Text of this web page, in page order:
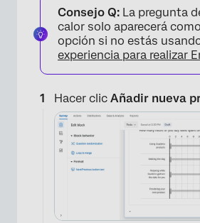
Consejo Q: La pregunta
calor solo aparecerá
opción si no estás
experiencia para realizar
Hacer clic Añadir nueva